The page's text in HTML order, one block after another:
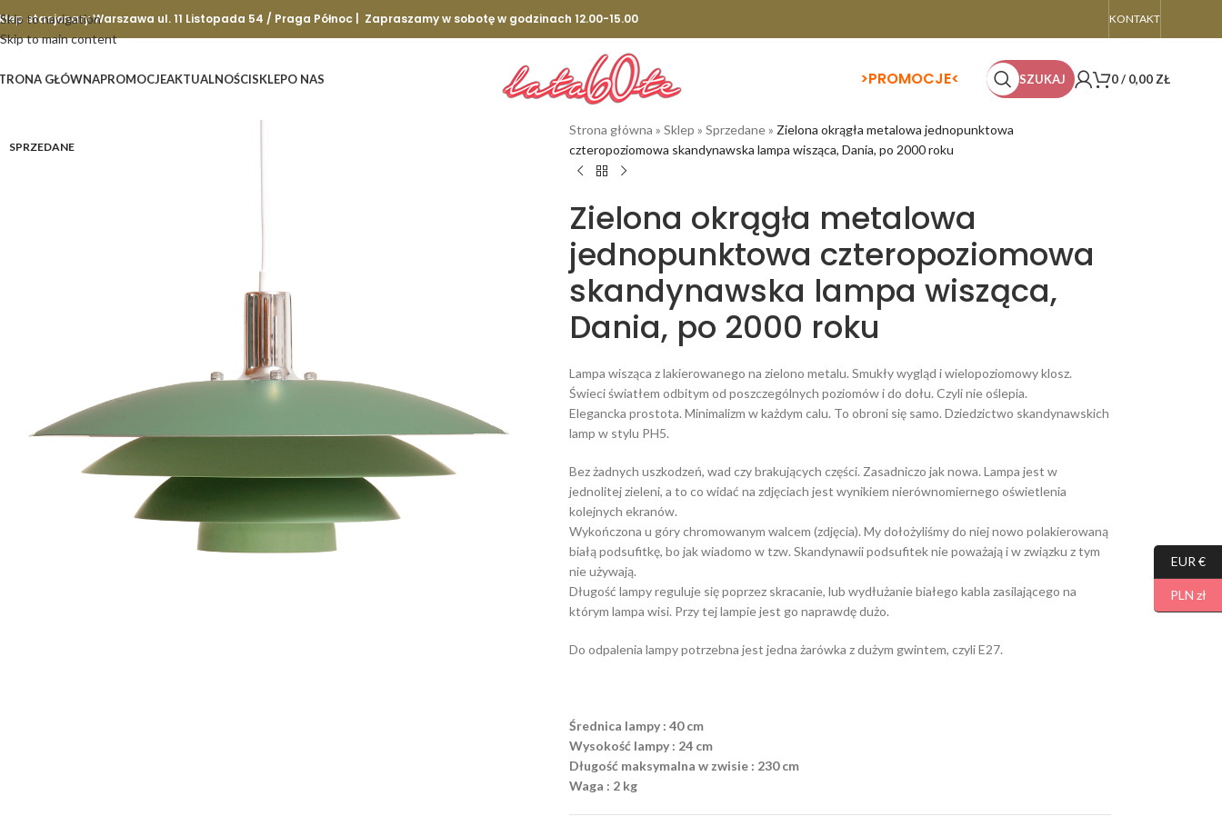
Skip to navigation
Skip to main content
stacjonary Warszawa ul. 11 Listopada 54 / Praga Północ | Zapraszamy w sobotę w godzinach 12.00-15.00 KONTAKT
GŁÓWNAPROMOCJEAKTUALNOŚCISKLEPO NAS >PROMOCJE< SZUKAJ 0/ 0,00 ZŁ
SPRZEDANE
Strona główna » Sklep » Sprzedane» Zielona okrągła metalowa jednopunktowa
czteropoziomowa skandynawska lampa wisząca, Dania, po 2000 roku
Zielona okrągła metalowa
jednopunktowa czteropoziomowa
skandynawska lampa wisząca,
Dania, po 2000 roku
Lampa wisząca z lakierowanego na zielono metalu. Smukły wygląd i wielopoziomowy klosz.
Świeci światłem odbitym od poszczególnych poziomów i do dołu. Czyli nie oślepia.
Elegancka prostota. Minimalizm w każdym calu. To obroni się samo. Dziedzictwo skandynawskich
lamp w stylu PH5.
Bez żadnych uszkodzeń, wad czy brakujących części. Zasadniczo jak nowa. Lampa jest w
jednolitej zieleni, a to co widać na zdjęciach jest wynikiem nierównomiernego oświetlenia
kolejnych ekranów.
Wykończona u góry chromowanym walcem (zdjęcia). My dołożyliśmy do niej nowo polakierowaną
białą podsufitkę, bo jak wiadomo w tzw. Skandynawii podsufitek nie poważają i w związku z tym
nie używają.
Długość lampy reguluje się poprzez skracanie, lub wydłużanie białego kabla zasilającego na
którym lampa wisi. Przy tej lampie jest go naprawdę dużo.
Do odpalenia lampy potrzebna jest jedna żarówka z dużym gwintem, czyli E27.
Średnica lampy : 40 cm
Wysokość lampy : 24 cm
Długość maksymalna w zwisie : 230 cm
Waga : 2 kg
EUR €
PLN zł